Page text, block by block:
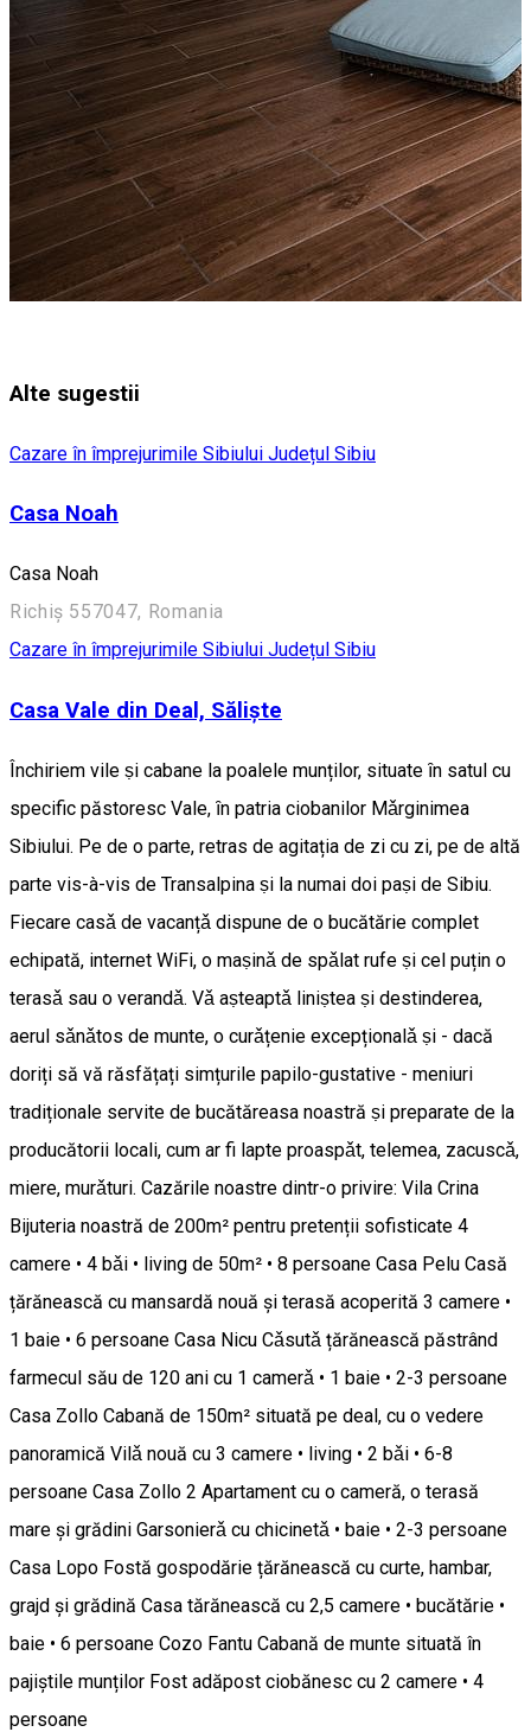
Alte sugestii
Cazare în împrejurimile Sibiului Județul Sibiu
Casa Noah
Casa Noah
Richiș 557047, Romania
Cazare în împrejurimile Sibiului Județul Sibiu
Casa Vale din Deal, Săliște
Închiriem vile ṣi cabane la poalele munților, situate ȋn satul cu
specific păstoresc Vale, ȋn patria ciobanilor Mǎrginimea
Sibiului. Pe de o parte, retras de agitația de zi cu zi, pe de altă
parte vis-à-vis de Transalpina ṣi la numai doi paṣi de Sibiu.
Fiecare casǎ de vacanțǎ dispune de o bucătărie complet
echipată, internet WiFi, o maṣinǎ de spǎlat rufe ṣi cel puțin o
terasǎ sau o verandǎ. Vǎ aṣteaptǎ liniṣtea ṣi destinderea,
aerul sǎnǎtos de munte, o curǎțenie excepționalǎ ṣi - dacă
doriți să vă răsfățați simțurile papilo-gustative - meniuri
tradiționale servite de bucătăreasa noastră ṣi preparate de la
producătorii locali, cum ar fi lapte proaspǎt, telemea, zacuscǎ,
miere, murǎturi. Cazările noastre dintr-o privire: Vila Crina
Bijuteria noastră de 200m² pentru pretenții sofisticate 4
camere • 4 bǎi • living de 50m² • 8 persoane Casa Pelu Casă
țărănească cu mansardă nouă și terasă acoperită 3 camere •
1 baie • 6 persoane Casa Nicu Cǎsutǎ țărănească păstrând
farmecul său de 120 ani cu 1 camerǎ • 1 baie • 2-3 persoane
Casa Zollo Cabană de 150m² situată pe deal, cu o vedere
panoramică Vilǎ nouă cu 3 camere • living • 2 bǎi • 6-8
persoane Casa Zollo 2 Apartament cu o cameră, o terasă
mare și grădini Garsonierǎ cu chicinetǎ • baie • 2-3 persoane
Casa Lopo Fostă gospodărie țărănească cu curte, hambar,
grajd și grădină Casa tărănească cu 2,5 camere • bucătărie •
baie • 6 persoane Cozo Fantu Cabană de munte situată în
pajiștile munților Fost adăpost ciobănesc cu 2 camere • 4
persoane